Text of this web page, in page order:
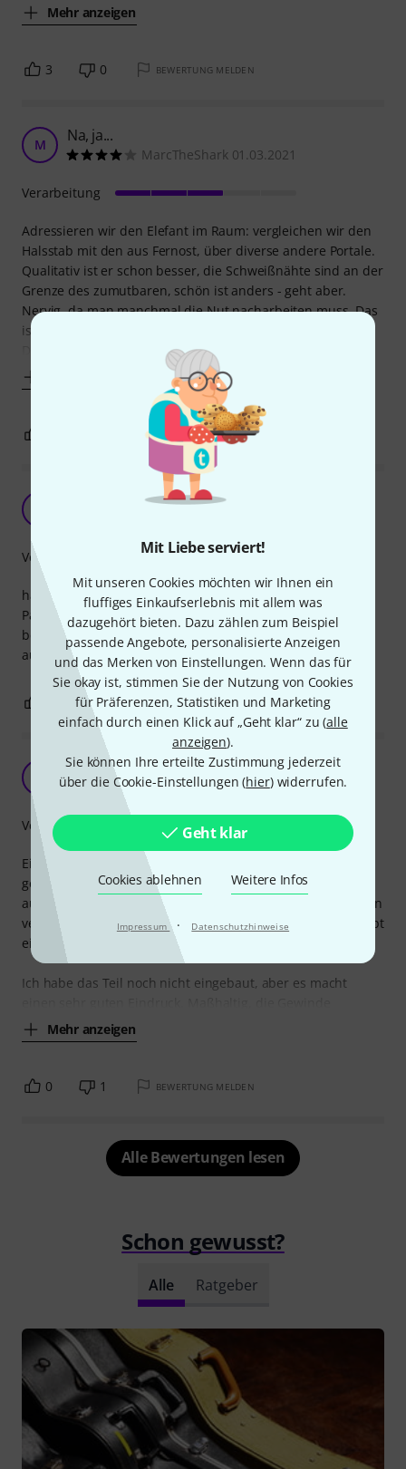
Mit Liebe serviert!
Mit unseren Cookies möchten wir Ihnen ein
fluffiges Einkaufserlebnis mit allem was
dazugehört bieten. Dazu zählen zum Beispiel
passende Angebote, personalisierte Anzeigen
und das Merken von Einstellungen. Wenn das für
Sie okay ist, stimmen Sie der Nutzung von Cookies
für Präferenzen, Statistiken und Marketing
einfach durch einen Klick auf „Geht klar“ zu (alle
anzeigen).
Sie können Ihre erteilte Zustimmung jederzeit
über die Cookie-Einstellungen (hier) widerrufen.
Geht klar
Cookies ablehnen Weitere Infos
Impressum · Datenschutzhinweise
Mehr anzeigen
3 0 BEWERTUNG MELDEN
M Na, ja...
MarcTheShark 01.03.2021
Adressieren wir den Elefant im Raum: vergleichen wir den
Halsstab mit den aus Fernost, über diverse andere Portale.
Qualitativ ist er schon besser, die Schweißnähte sind an der
Grenze des zumutbaren, schön ist anders - geht aber.
Nervig, da man manchmal die Nut nacharbeiten muss. Das
ist bei den Chinaprügeln ähnlich, etwas unsauberer noch.
Verarbeitung
BEWERTUNG MELDEN
Passt perfekt
hält auch meine selbst gebaute aus "Brenn- &
Pallettenholz" gerade!
beim Einbau lieber anfangs zu knapp fräsen oder
ausarbeiten um den perfekten Sitz zu erlangen!
Verarbeitung
0 BEWERTUNG MELDEN
Gute Qualität
mariobl 17.06.2018
Eigentlich hatte ich einen Trussrod für einen Ukulelenhals
gesucht, aber so etwas ist anscheinend weltweit nicht
aufzutreiben. Es sei denn, man schlachtet eine der wenigen
verfügbaren Stahlsaiten-Ukulelen aus (sofern die überhaupt
einen Trussrod haben).
Ich habe das Teil noch nicht eingebaut, aber es macht
Mehr anzeigen
Verarbeitung
0 1 BEWERTUNG MELDEN
Alle Bewertungen lesen
Schon gewusst?
Alle Ratgeber